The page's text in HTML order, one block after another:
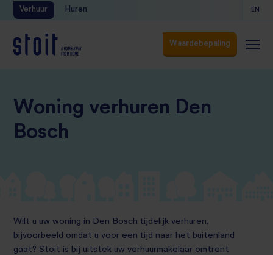
Verhuur Huren EN
Waardebepaling
Woning verhuren Den
Bosch
Wilt u uw woning in Den Bosch tijdelijk verhuren,
bijvoorbeeld omdat u voor een tijd naar het buitenland
gaat? Stoit is bij uitstek uw verhuurmakelaar omtrent